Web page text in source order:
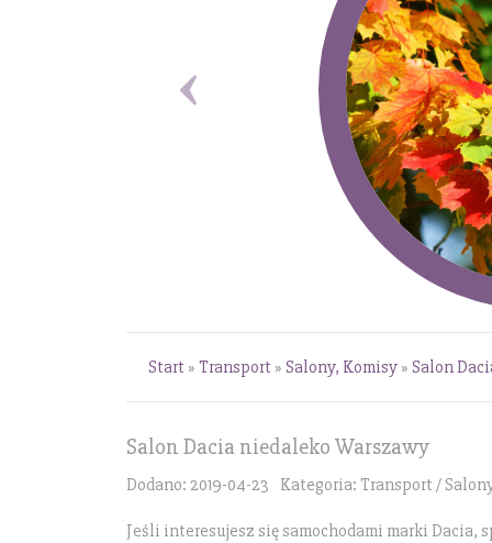
Start » Transport » Salony, Komisy » Salon
Salon Dacia niedaleko Warszawy
Dodano: 2019-04-23 Kategoria: Transport /
Jeśli interesujesz się samochodami marki Dacia,